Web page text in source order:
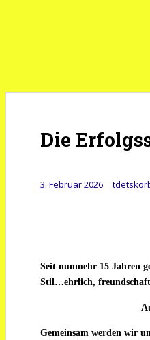
Die
3. Februar 2026
Seit nunmehr 15 Jahren
Stil…ehrlich,
Gemeinsam werden wir